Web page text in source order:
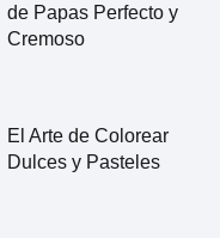
de Papas Perfecto y
Cremoso
El Arte de Colorear
Dulces y Pasteles